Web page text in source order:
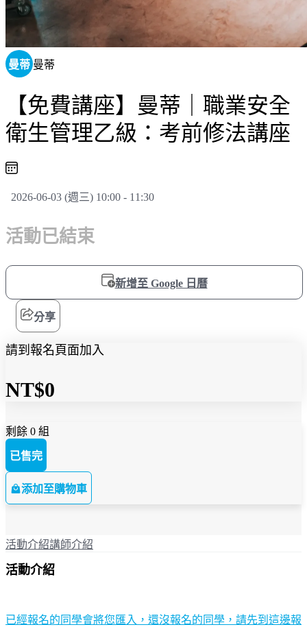
曼蒂 曼蒂
【免費講座】曼蒂｜職業安全
衛生管理乙級：考前修法講座
2026-06-03 (週三) 10:00 - 11:30
活動已結束
新增至 Google 日曆
分享
請到報名頁面加入
NT$0
剩餘 0 組
已售完
添加至購物車
活動介紹講師介紹
活動介紹
已經報名的同學會將您匯入，還沒報名的同學，請先到這邊報